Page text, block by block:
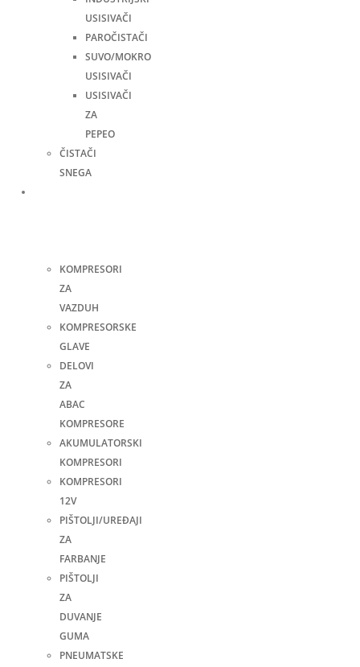
USISIVAČI
PAROČISTAČI
SUVO/MOKRO
USISIVAČI
USISIVAČI
ZA
PEPEO
ČISTAČI
SNEGA
KOMPRESORI
ZA
VAZDUH
KOMPRESORSKE
GLAVE
DELOVI
ZA
ABAC
KOMPRESORE
AKUMULATORSKI
KOMPRESORI
KOMPRESORI
12V
PIŠTOLJI/UREĐAJI
ZA
FARBANJE
PIŠTOLJI
ZA
DUVANJE
GUMA
PNEUMATSKE